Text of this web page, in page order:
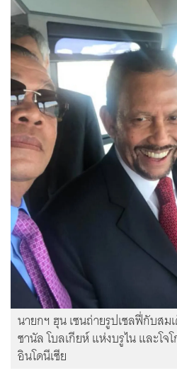
นายกฯ ฮุน เซนถ่ายรูปเซลฟี่กับส
ซานัล โบลเกียห์ แห่งบรูไน และโจ
อินโดนีเซีย